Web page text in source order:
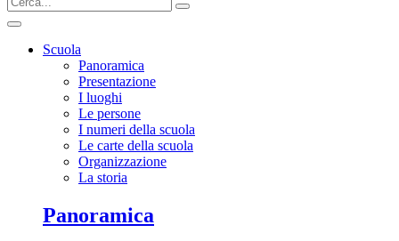
Scuola
Panoramica
Presentazione
I luoghi
Le persone
I numeri della scuola
Le carte della scuola
Organizzazione
La storia
Panoramica